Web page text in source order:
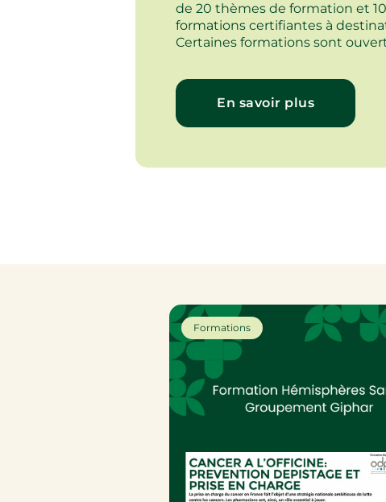
de 20 thèmes de formation et
formations certifiantes à
Certaines formations sont
En savoir plus
Formations